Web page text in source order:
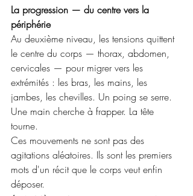
La progression — du centre vers la
périphérie
Au deuxième niveau, les tensions quittent
le centre du corps — thorax, abdomen,
cervicales — pour migrer vers les
extrémités : les bras, les mains, les
jambes, les chevilles. Un poing se serre.
Une main cherche à frapper. La tête
tourne.
Ces mouvements ne sont pas des
agitations aléatoires. Ils sont les premiers
mots d'un récit que le corps veut enfin
déposer.